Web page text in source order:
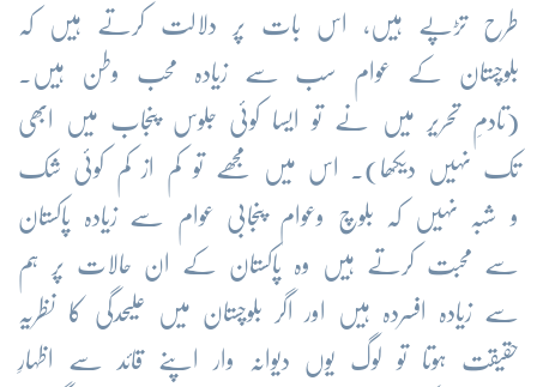
طرح تڑپے ہیں، اس بات پر دلالت کرتے ہیں کہ
بلوچستان کے عوام سب سے زیادہ محب وطن ہیں۔
(تادمِ تحریر میں نے تو ایسا کوئی جلوس پنجاب میں ابھی
تک نہیں دیکھا)۔ اس میں مجھے تو کم از کم کوئی شک
و شبہ نہیں کہ بلوچ وعوام پنجابی عوام سے زیادہ پاکستان
سے محبت کرتے ہیں وہ پاکستان کے ان حالات پر ہم
سے زیادہ افسردہ ہیں اور اگر بلوچستان میں علیحدگی کا نظریہ
حقیقت ہوتا تو لوگ یوں دیوانہ وار اپنے قائد سے اظہارِ